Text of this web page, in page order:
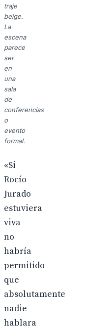
traje
beige.
La
escena
parece
ser
en
una
sala
de
conferencias
o
evento
formal.
«Si
Rocío
Jurado
estuviera
viva
no
habría
permitido
que
absolutamente
nadie
hablara